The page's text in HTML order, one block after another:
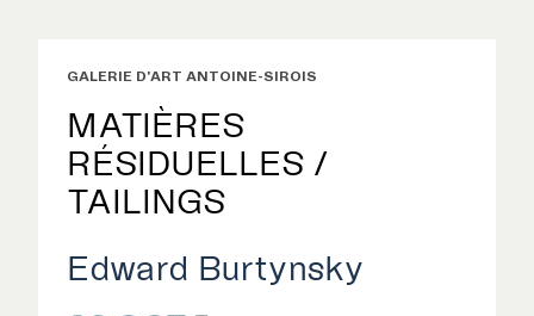
MATIÈRES
RÉSIDUELLES /
TAILINGS
GALERIE D'ART ANTOINE-SIROIS
Edward Burtynsky